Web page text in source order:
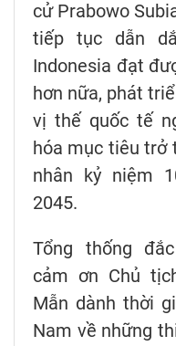
cử Prabowo
tiếp tục dẫn
Indonesia đạt
hơn nữa, phát
vị thế quốc tế
hóa mục tiêu trở
nhân kỷ niệm
2045.
Tổng thống
cảm ơn Chủ
Mẫn dành thời
Nam về những